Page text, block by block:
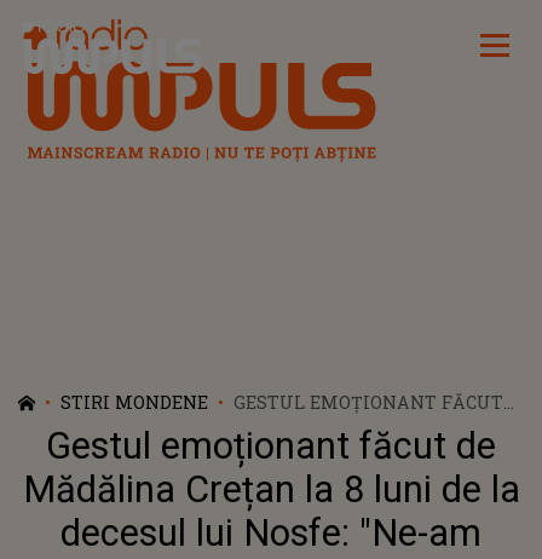
Radio Impuls
STIRI MONDENE
GESTUL EMOȚIONANT FĂCUT
DE MĂDĂLINA CREȚAN LA 8
LUNI DE LA DECESUL LUI
NOSFE: "NE-AM CHINUIT MULT
TIMP SĂ GĂSIM". MOTIVUL
PENTRU CARE SOȚIA
Gestul emoționant făcut de
Mădălina Crețan la 8 luni de la
decesul lui Nosfe: "Ne-am